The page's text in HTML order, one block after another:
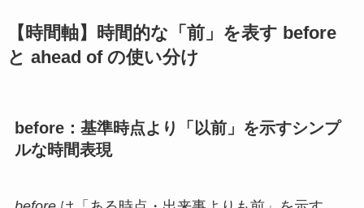
【時間軸】時間的な「前」を表す before
と ahead of の使い分け
before：基準時点より「以前」を示すシンプ
ルな時間表現